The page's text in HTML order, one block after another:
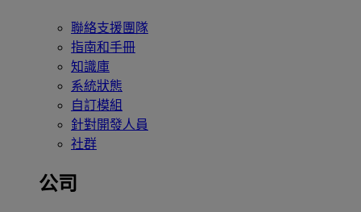
聯絡支援團隊
指南和手冊
知識庫
系統狀態
自訂模組
針對開發人員
社群
公司